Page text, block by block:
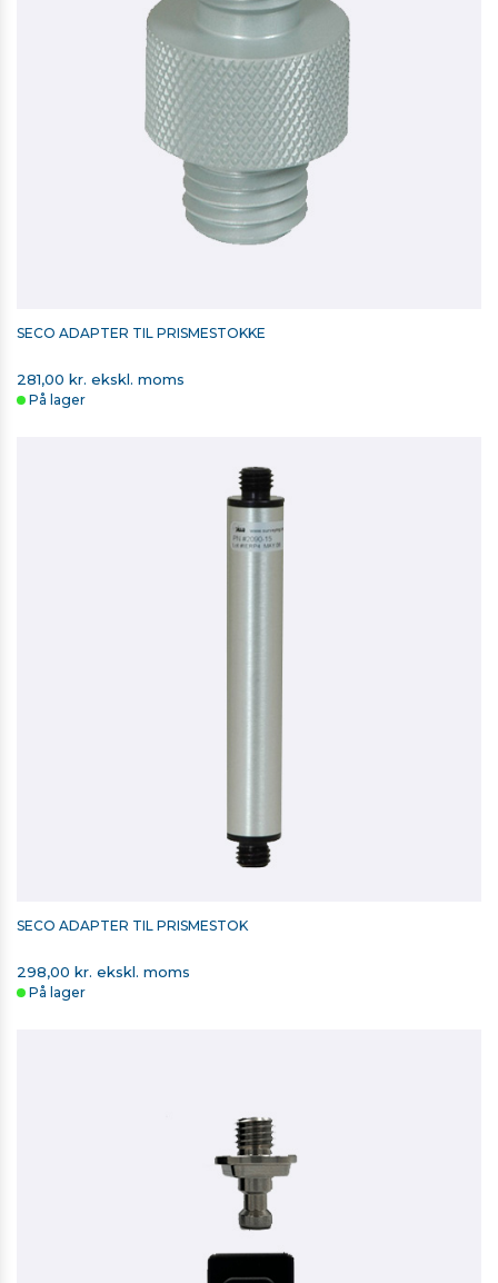
SECO STOKKESPIDS MED HUL
146,00 kr. ekskl. moms
SECO ADAPTER: TOTALSTATION TIL GPS-STOK
SECO ADAPTER TIL PRISMESTOKKE
281,00 kr. ekskl. moms
På lager
SECO ADAPTER TIL PRISMESTOK
298,00 kr. ekskl. moms
På lager